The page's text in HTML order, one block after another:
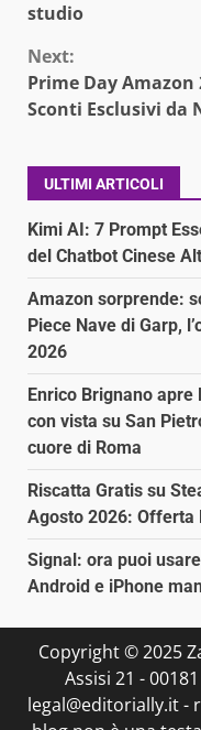
studio
Next:
Prime Day
Sconti Esclusivi da
ULTIMI ARTICOLI
Kimi AI: 7 Prompt
del Chatbot Cinese
Amazon sorprende:
Piece Nave di Garp,
2026
Enrico Brignano
con vista su San
cuore di Roma
Riscatta Gratis su
Agosto 2026: Offerta
Signal: ora puoi
Android e iPhone
Copyright © 2025
Assisi 21 -
legal@editorially.it -